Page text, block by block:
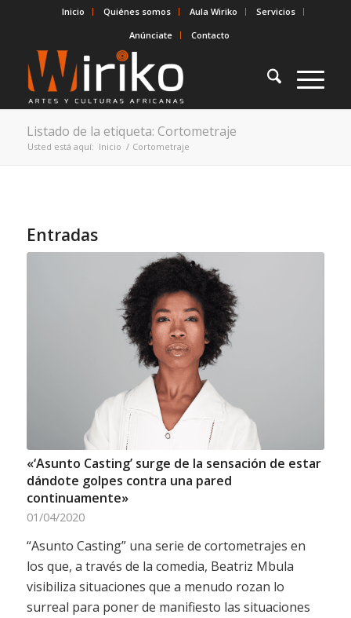
Inicio Quiénes somos Aula Wiriko
Servicios
Anúnciate
Contacto
Listado de la etiqueta: Cortometraje
Usted está aquí: Inicio / Cortometraje
Entradas
«‘Asunto Casting’ surge de la sensación de estar
dándote golpes contra una pared
continuamente»
01/04/2020
“Asunto Casting” una serie de cortometrajes en
los que, a través de la comedia, Beatriz Mbula
visibiliza situaciones que a menudo rozan lo
surreal para poner de manifiesto las situaciones